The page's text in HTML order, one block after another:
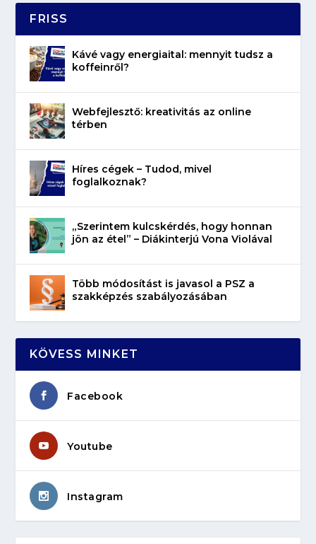
FRISS
Kávé vagy energiaital: mennyit tudsz a
koffeinről?
Webfejlesztő: kreativitás az online
térben
Híres cégek – Tudod, mivel
foglalkoznak?
„Szerintem kulcskérdés, hogy honnan
jön az étel” – Diákinterjú Vona Violával
Több módosítást is javasol a PSZ a
szakképzés szabályozásában
KÖVESS MINKET
Facebook
Youtube
Instagram